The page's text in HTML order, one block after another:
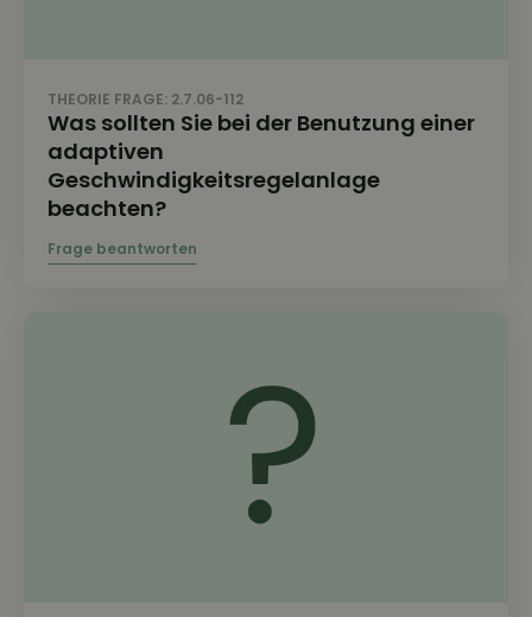
THEORIE FRAGE: 2.7.06-112
Was sollten Sie bei der Benutzung einer
adaptiven
Geschwindigkeitsregelanlage
beachten?